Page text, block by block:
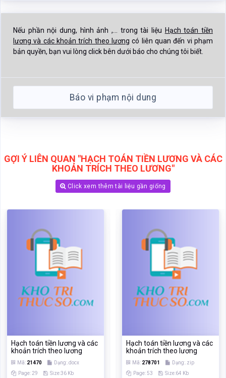
KHOẢN TRÍCH THEO LƯƠNG"
Click xem thêm tài liệu gần giống
Hạch toán tiền lương và các
khoản trích theo lương
21470
Dạng:.docx
Page: 29
Size:36 Kb
Tải: 17
Xem:671
Hạch toán tiền lương và các
khoản trích theo lương
278701
Dạng:.zip
Page: 53
Size:64 Kb
Tải: 16
Xem:382